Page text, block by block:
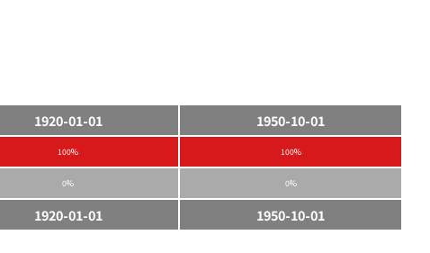
1920-01-01
1950-10-01
100% 100%
0% 0%
1920-01-01 1950-10-01